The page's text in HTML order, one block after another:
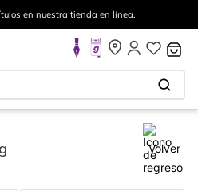
en nuestra tienda en línea.
Volver